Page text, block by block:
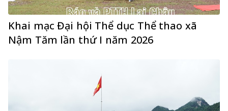
Khai mạc Đại hội Thể dục Thể thao xã
Nậm Tăm lần thứ I năm 2026